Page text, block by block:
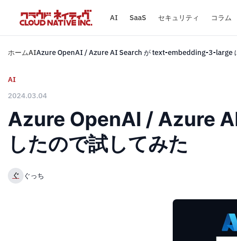
AI SaaS セキュリティ コラム
ホームAIAzure OpenAI / Azure AI Search が text-embedding-3-large
AI
2024.03.04
Azure OpenAI / Azure
したので試してみた
ぐ ぐっち